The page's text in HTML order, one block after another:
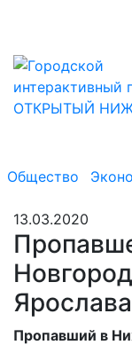
Общество
13.03.2020
Пропавший в